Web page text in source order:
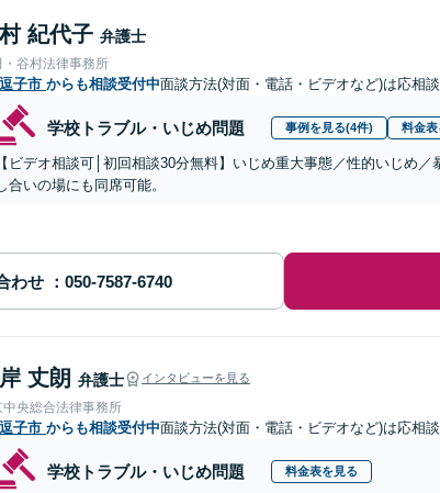
紀代子 弁護士
・谷村法律事務所
逗子市 からも相談受付中面談方法(対面・電話・ビデオなど)は応相談
学校トラブル・いじめ問題 事例を見る(4件) 料金表
【ビデオ相談可│初回相談30分無料】いじめ重大事態／性的いじめ
合いの場にも同席可能。
わせ
丈朗 弁護士 インタビューを見る
中央総合法律事務所
逗子市 からも相談受付中面談方法(対面・電話・ビデオなど)は応相談
学校トラブル・いじめ問題 料金表を見る